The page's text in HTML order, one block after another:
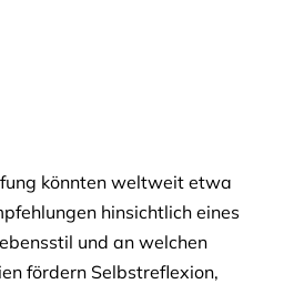
könnten weltweit etwa
hinsichtlich eines
und an welchen
fördern Selbstreflexion,